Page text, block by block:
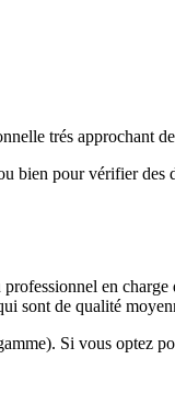
trés approchant
bien pour vérifier des
en
sont de qualité
Si vous optez